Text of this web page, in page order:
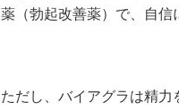
薬（勃起改善薬）で、自信
ただし、バイアグラは精